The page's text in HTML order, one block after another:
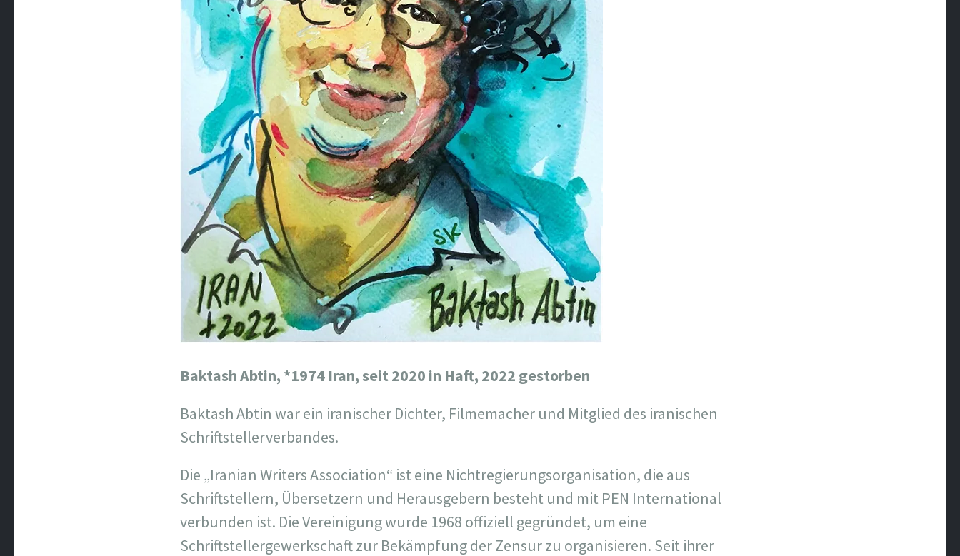
Baktash Abtin, *1974 Iran, seit 2020 in Haft, 2022 gestorben
Baktash Abtin war ein iranischer Dichter, Filmemacher und Mitglied des iranischen
Schriftstellerverbandes.
Die „Iranian Writers Association“ ist eine Nichtregierungsorganisation, die aus
Schriftstellern, Übersetzern und Herausgebern besteht und mit PEN International
verbunden ist. Die Vereinigung wurde 1968 offiziell gegründet, um eine
Schriftstellergewerkschaft zur Bekämpfung der Zensur zu organisieren. Seit ihrer